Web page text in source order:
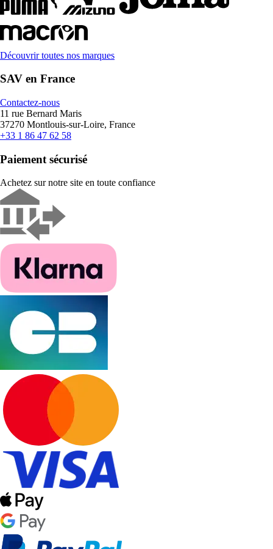
Découvrir toutes nos marques
SAV en France
Contactez-nous
11 rue Bernard Maris
37270 Montlouis-sur-Loire, France
+33 1 86 47 62 58
Paiement sécurisé
Achetez sur notre site en toute confiance